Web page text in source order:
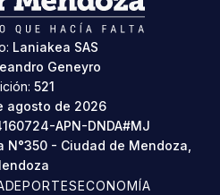
Laniakea SAS
Geneyro
521
agosto de 2026
APN-DNDA#MJ
N°350 - Ciudad de Mendoza,
DEPORTESECONOMÍA